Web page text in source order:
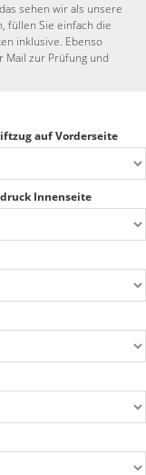
sehen wir als unsere
füllen Sie einfach die
inklusive. Ebenso
zur Prüfung und
auf Vorderseite
Innenseite